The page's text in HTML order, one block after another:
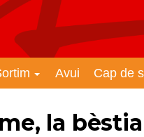
Avui Cap de
la